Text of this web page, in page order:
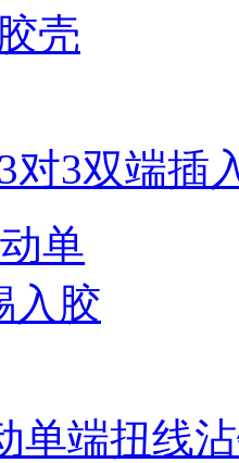
对3双端插
单端扭线